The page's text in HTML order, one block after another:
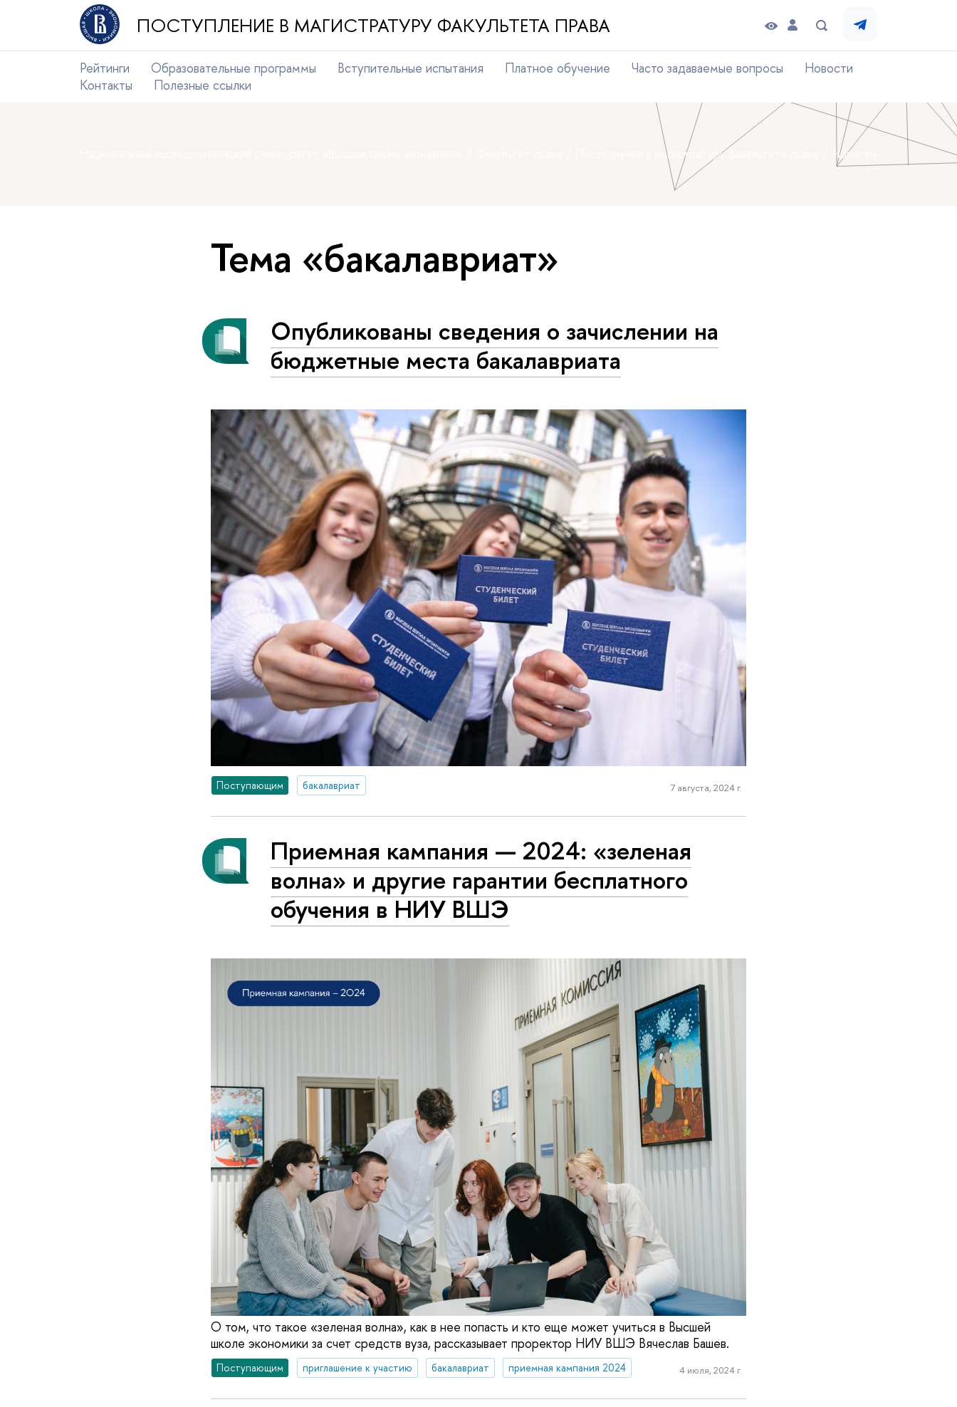
ПОСТУПЛЕНИЕ В МАГИСТРАТУРУ ФАКУЛЬТЕТА ПРАВА
Рейтинги Образовательные программы Вступительные испытания Платное обучение Часто задаваемые вопросы
Новости
Контакты
Полезные ссылки
Поступление в магистратуру факультета права Новости
Тема «бакалавриат»
Опубликованы сведения о зачислении на
бюджетные места бакалавриата
Поступающим бакалавриат 7 августа, 2024 г.
Приемная кампания — 2024: «зеленая
волна» и другие гарантии бесплатного
обучения в НИУ ВШЭ
О том, что такое «зеленая волна», как в нее попасть и кто еще может учиться в Высшей
школе экономики за счет средств вуза, рассказывает проректор НИУ ВШЭ Вячеслав Башев.
Поступающим приглашение к участию бакалавриат приемная кампания 2024 4 июля, 2024 г.